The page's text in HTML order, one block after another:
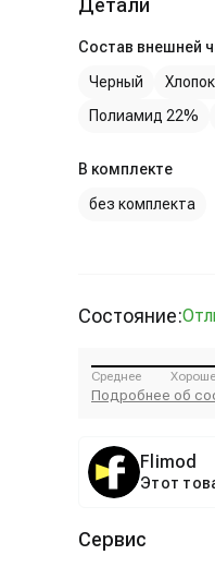
Детали
Состав внешней
Черный
Полиамид 22%
В комплекте
без комплекта
Состояние:
Среднее
Подробнее об
Flimod
Этот
Сервис